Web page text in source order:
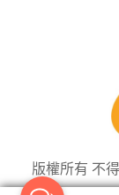
版權所有 不